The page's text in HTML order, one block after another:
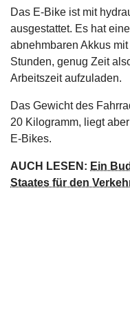
Das E-Bike ist mit
ausgestattet. Es hat
abnehmbaren Akkus
Stunden, genug Zeit
Arbeitszeit aufzuladen.
Das Gewicht des
20 Kilogramm, liegt
E-Bikes.
AUCH LESEN: Ein
Staates für den